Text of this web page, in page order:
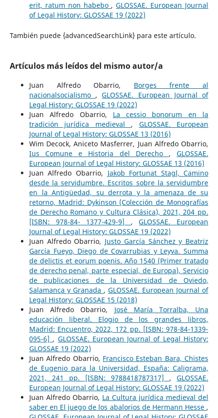
erit, ratum non habebo ,GLOSSAE. European Journal
of Legal History: GLOSSAE 19 (2022)
También puede {advancedSearchLink} para este artículo.
Artículos más leídos del mismo autor/a
Juan Alfredo Obarrio, Borges frente al
nacionalsocialismo ,GLOSSAE. European Journal of
Legal History: GLOSSAE 19 (2022)
Juan Alfredo Obarrio, La cessio bonorum en la
tradición jurídica medieval , GLOSSAE. European
Journal of Legal History: GLOSSAE 13 (2016)
Wim Decock, Aniceto Masferrer, Juan Alfredo Obarrio,
Ius Comune e Historia del Derecho ,GLOSSAE.
European Journal of Legal History: GLOSSAE 13 (2016)
Juan Alfredo Obarrio, Jakob Fortunat Stagl, Camino
desde la servidumbre. Escritos sobre la servidumbre
en la Antigüedad, su derrota y la amenaza de su
retorno, Madrid: Dykinson (Colección de Monografías
de Derecho Romano y Cultura Clásica), 2021, 204 pp.
[ISBN: 978-84- 1377-429-9] ,GLOSSAE. European
Journal of Legal History: GLOSSAE 19 (2022)
Juan Alfredo Obarrio, Justo García Sánchez y Beatriz
García Fueyo, Diego de Covarrubias y Leyva. Summa
de delictis et eorum poenis. Año 1540 (Primer tratado
de derecho penal, parte especial, de Europa), Servicio
de publicaciones de la Universidad de Oviedo,
Salamanca y Granada ,GLOSSAE. European Journal of
Legal History: GLOSSAE 15 (2018)
Juan Alfredo Obarrio, José María Torralba, Una
educación liberal. Elogio de los grandes libros,
Madrid: Encuentro, 2022, 172 pp. [ISBN: 978-84-1339-
095-6] , GLOSSAE. European Journal of Legal History:
GLOSSAE 19 (2022)
Juan Alfredo Obarrio, Francisco Esteban Bara, Chistes
de Eugenio para la Universidad, España: Caligrama,
2021, 241 pp. [ISBN: 9788418787317] ,GLOSSAE.
European Journal of Legal History: GLOSSAE 19 (2022)
Juan Alfredo Obarrio, La Cultura jurídica medieval del
saber en El juego de los abalorios de Hermann Hesse ,